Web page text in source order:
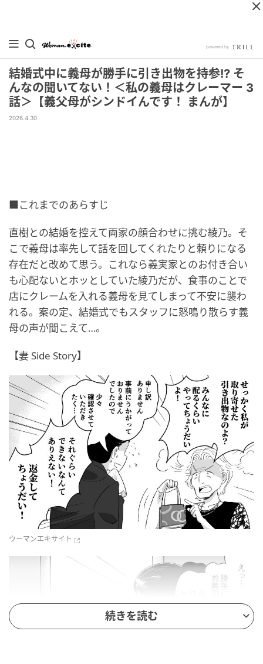
結婚式中に義母が勝手に引き出物を持参!? そ
んなの聞いてない！＜私の義母はクレーマー 3
話＞【義父母がシンドイんです！ まんが】
2026.4.30
■これまでのあらすじ
直樹との結婚を控えて両家の顔合わせに挑む綾乃。そ
こで義母は率先して話を回してくれたりと頼りになる
存在だと改めて思う。これなら義実家とのお付き合い
も心配ないとホッとしていた綾乃だが、食事のことで
店にクレームを入れる義母を見てしまって不安に襲わ
れる。案の定、結婚式でもスタッフに怒鳴り散らす義
母の声が聞こえて…。
【妻 Side Story】
ウーマンエキサイト
続きを読む